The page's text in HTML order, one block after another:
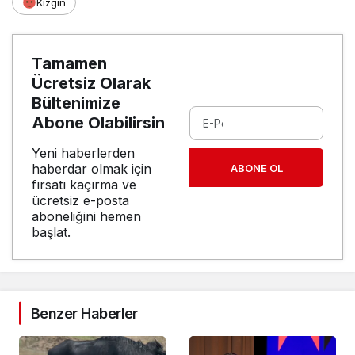
Tamamen
Ücretsiz Olarak
Bültenimize
Abone Olabilirsin
Yeni haberlerden
haberdar olmak için
fırsatı kaçırma ve
ücretsiz e-posta
aboneliğini hemen
başlat.
ABONE OL
Benzer Haberler